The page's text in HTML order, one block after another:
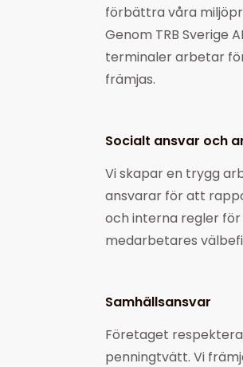
förbättra våra
Genom TRB Sverige
terminaler arbetar
främjas.
Socialt ansvar och
Vi skapar en trygg
ansvarar för att
och interna regler
medarbetares
Samhällsansvar
Företaget
penningtvätt. Vi